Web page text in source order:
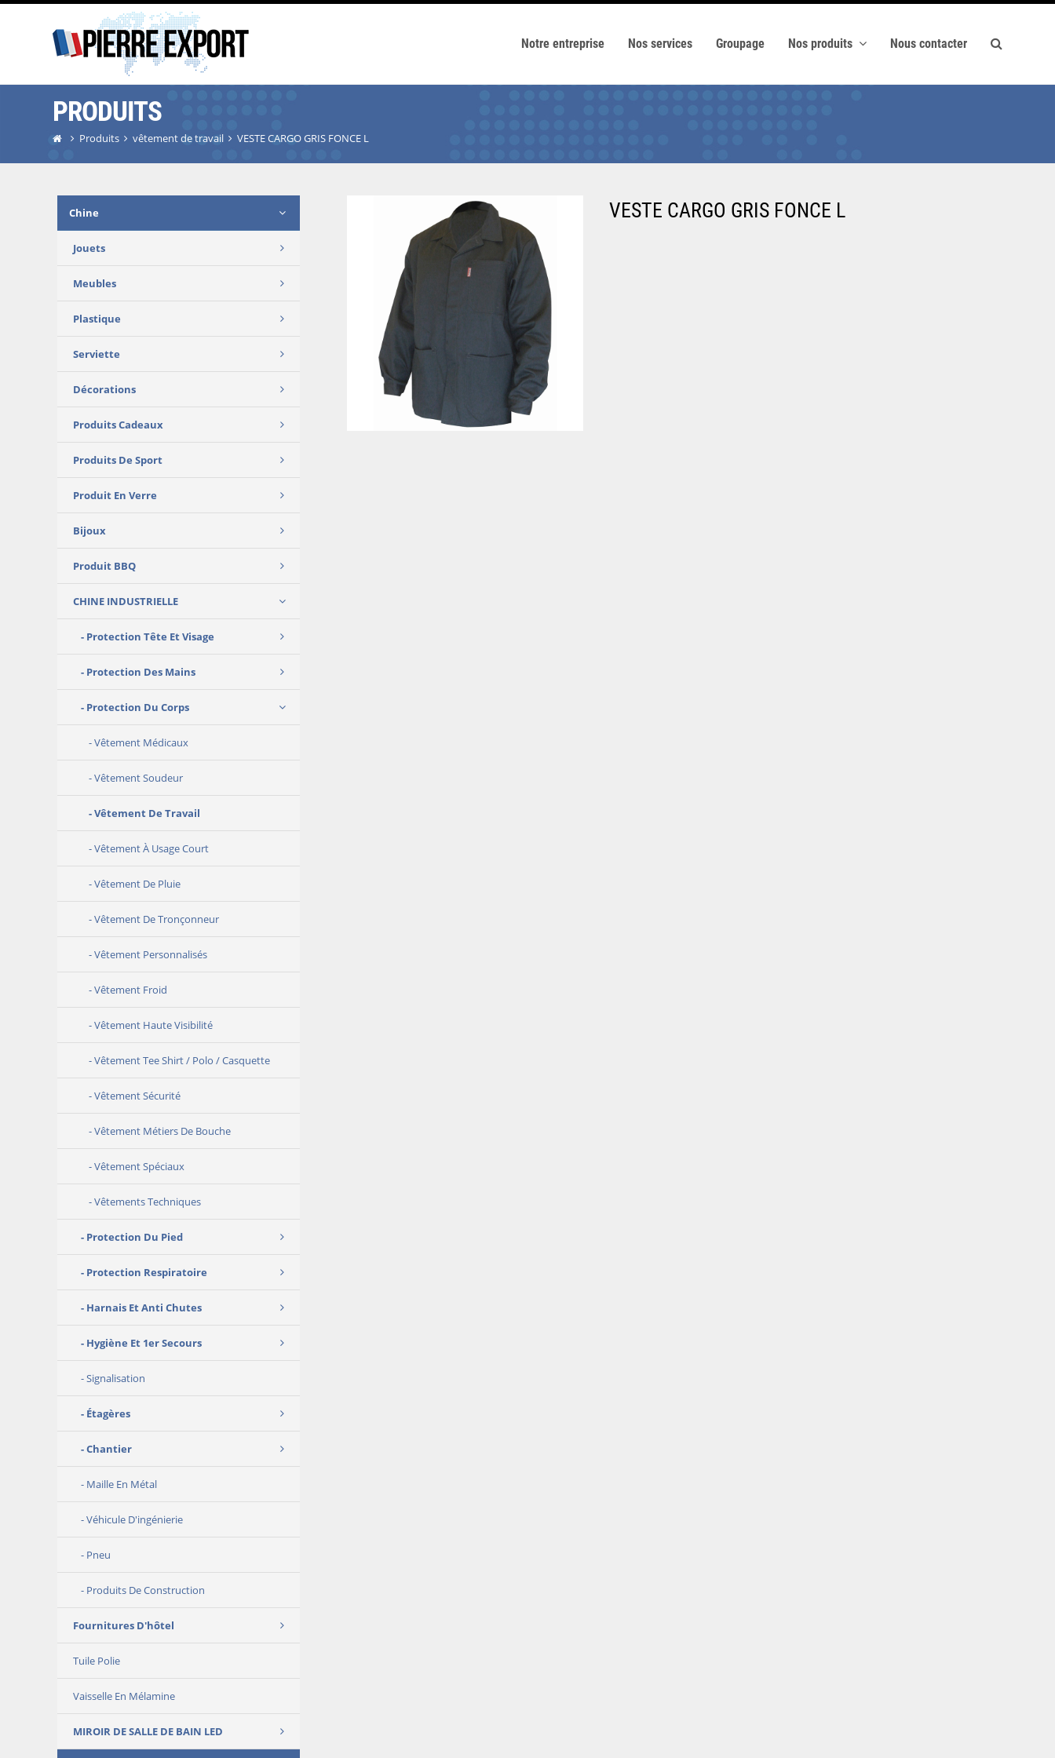
Notre entreprise Nos services Groupage Nos produits Nous contacter
PRODUITS
Produits vêtement de travail VESTE CARGO GRIS FONCE L
VESTE CARGO GRIS FONCE L
Chine
Jouets
Meubles
Plastique
Serviette
Décorations
Produits Cadeaux
Produits De Sport
Produit En Verre
Bijoux
Produit BBQ
CHINE INDUSTRIELLE
Protection Tête Et Visage
Protection Des Mains
Protection Du Corps
Vêtement Médicaux
Vêtement Soudeur
Vêtement De Travail
Vêtement À Usage Court
Vêtement De Pluie
Vêtement De Tronçonneur
Vêtement Personnalisés
Vêtement Froid
Vêtement Haute Visibilité
Vêtement Tee Shirt / Polo / Casquette
Vêtement Sécurité
Vêtement Métiers De Bouche
Vêtement Spéciaux
Vêtements Techniques
Protection Du Pied
Protection Respiratoire
Harnais Et Anti Chutes
Hygiène Et 1er Secours
Signalisation
Étagères
Chantier
Maille En Métal
Véhicule D'ingénierie
Pneu
Produits De Construction
Fournitures D'hôtel
Tuile Polie
Vaisselle En Mélamine
MIROIR DE SALLE DE BAIN LED